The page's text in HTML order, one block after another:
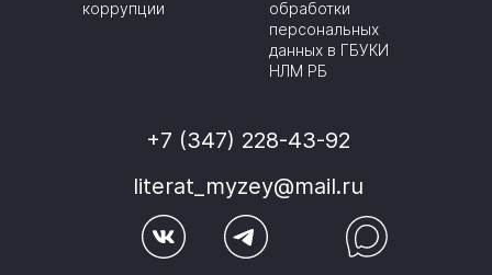
коррупции
обработки
персональных
данных в ГБУКИ
НЛМ РБ
+7 (347) 228-43-92
literat_myzey@mail.ru